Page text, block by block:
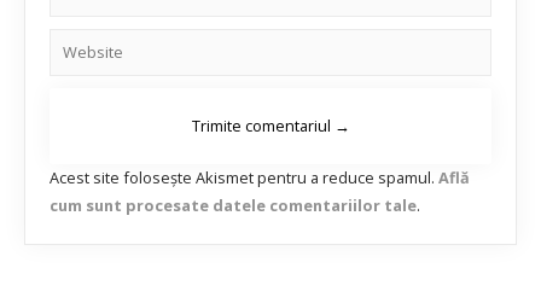
Acest site folosește Akismet pentru a reduce spamul. Află
cum sunt procesate datele comentariilor tale.